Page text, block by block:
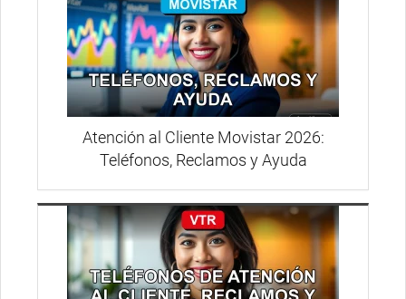
Atención al Cliente Movistar 2026:
Teléfonos, Reclamos y Ayuda